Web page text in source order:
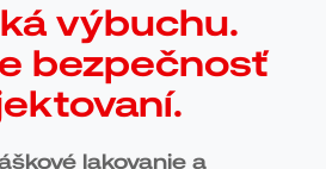
výbuchu.
bezpečnosť
lakovanie a